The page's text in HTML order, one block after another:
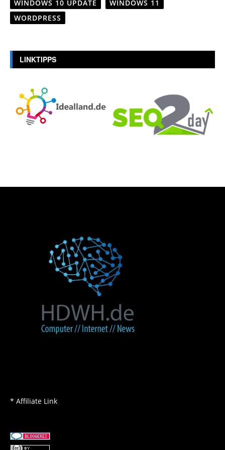
WINDOWS 10 UPDATE
WINDOWS 11
WORDPRESS
LINKTIPPS
* Affiliate Link